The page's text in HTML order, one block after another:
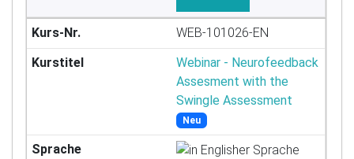
WEB-101026-EN
Webinar - Neurofeedback
Assesment with the
Swingle Assessment
Neu